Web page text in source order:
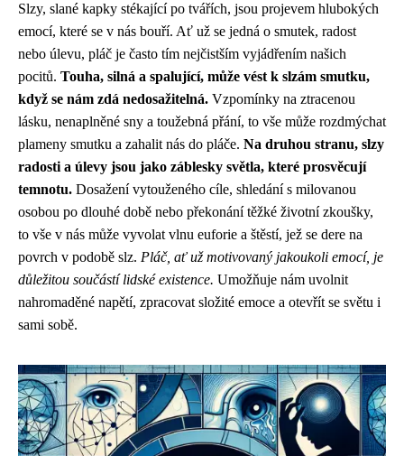
Slzy, slané kapky stékající po tvářích, jsou projevem hlubokých
emocí, které se v nás bouří. Ať už se jedná o smutek, radost
nebo úlevu, pláč je často tím nejčistším vyjádřením našich
pocitů. Touha, silná a spalující, může vést k slzám smutku,
když se nám zdá nedosažitelná. Vzpomínky na ztracenou
lásku, nenaplněné sny a toužebná přání, to vše může rozdmýchat
plameny smutku a zahalit nás do pláče. Na druhou stranu, slzy
radosti a úlevy jsou jako záblesky světla, které prosvěcují
temnotu. Dosažení vytouženého cíle, shledání s milovanou
osobou po dlouhé době nebo překonání těžké životní zkoušky,
to vše v nás může vyvolat vlnu euforie a štěstí, jež se dere na
povrch v podobě slz. Pláč, ať už motivovaný jakoukoli emocí, je
důležitou součástí lidské existence. Umožňuje nám uvolnit
nahromaděné napětí, zpracovat složité emoce a otevřít se světu i
sami sobě.